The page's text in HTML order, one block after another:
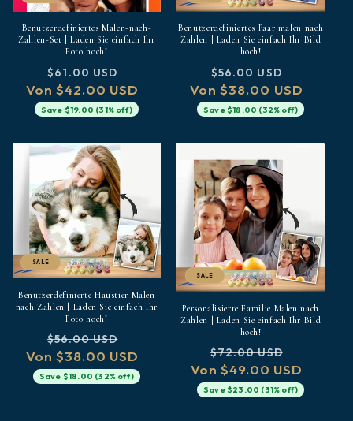
Benutzerdefiniertes Malen-nach-
Zahlen-Set | Laden Sie einfach Ihr
Foto hoch!
Normaler
Preis
$61.00 USD
Verkaufspreis
Von $42.00 USD
Save $19.00 (31% off)
Benutzerdefiniertes Paar malen nach
Zahlen | Laden Sie einfach Ihr Bild
hoch!
Normaler
Preis
$56.00 USD
Von $38.00 USD
Save $18.00 (32% off)
SALE
Benutzerdefinierte Haustier Malen
nach Zahlen | Laden Sie einfach Ihr
Foto hoch!
Normaler
Preis
$56.00 USD
Von $38.00 USD
Save $18.00 (32% off)
SALE
Personalisierte Familie Malen nach
Zahlen | Laden Sie einfach Ihr Bild
hoch!
Normaler
Preis
$72.00 USD
Von $49.00 USD
Save $23.00 (31% off)